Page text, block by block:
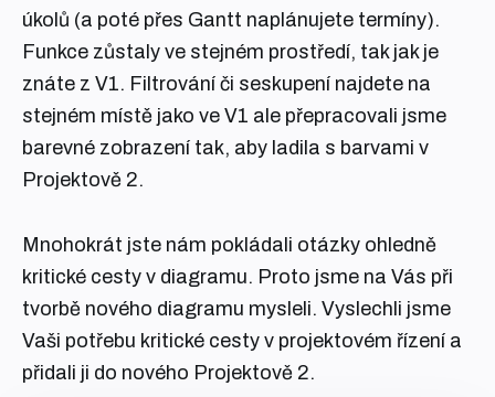
úkolů (a poté přes Gantt naplánujete termíny).
Funkce zůstaly ve stejném prostředí, tak jak je
znáte z V1. Filtrování či seskupení najdete na
stejném místě jako ve V1 ale přepracovali jsme
barevné zobrazení tak, aby ladila s barvami v
Projektově 2.
Mnohokrát jste nám pokládali otázky ohledně
kritické cesty v diagramu. Proto jsme na Vás při
tvorbě nového diagramu mysleli. Vyslechli jsme
Vaši potřebu kritické cesty v projektovém řízení a
přidali ji do nového Projektově 2.